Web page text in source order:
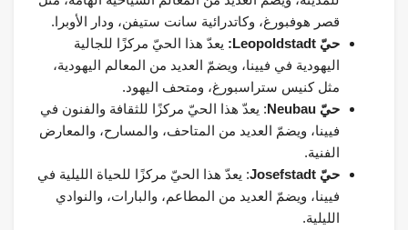
قصر هوفبورغ، وكاتدرائية سانت ستيفن، ودار الأوبرا.
حيّ Leopoldstadt:
يعدّ هذا الحيّ مركزًا للجالية
اليهودية في فيينا، ويضمّ العديد من المعالم اليهودية،
مثل كنيس ستراسبورغ، ومتحف اليهود.
حيّ Neubau
: يعدّ هذا الحيّ مركزًا للثقافة والفنون في
فيينا، ويضمّ العديد من المتاحف، والمسارح، والمعارض
الفنية.
حيّ Josefstadt
: يعدّ هذا الحيّ مركزًا للحياة الليلية في
فيينا، ويضمّ العديد من المطاعم، والبارات، والنوادي
الليلية.